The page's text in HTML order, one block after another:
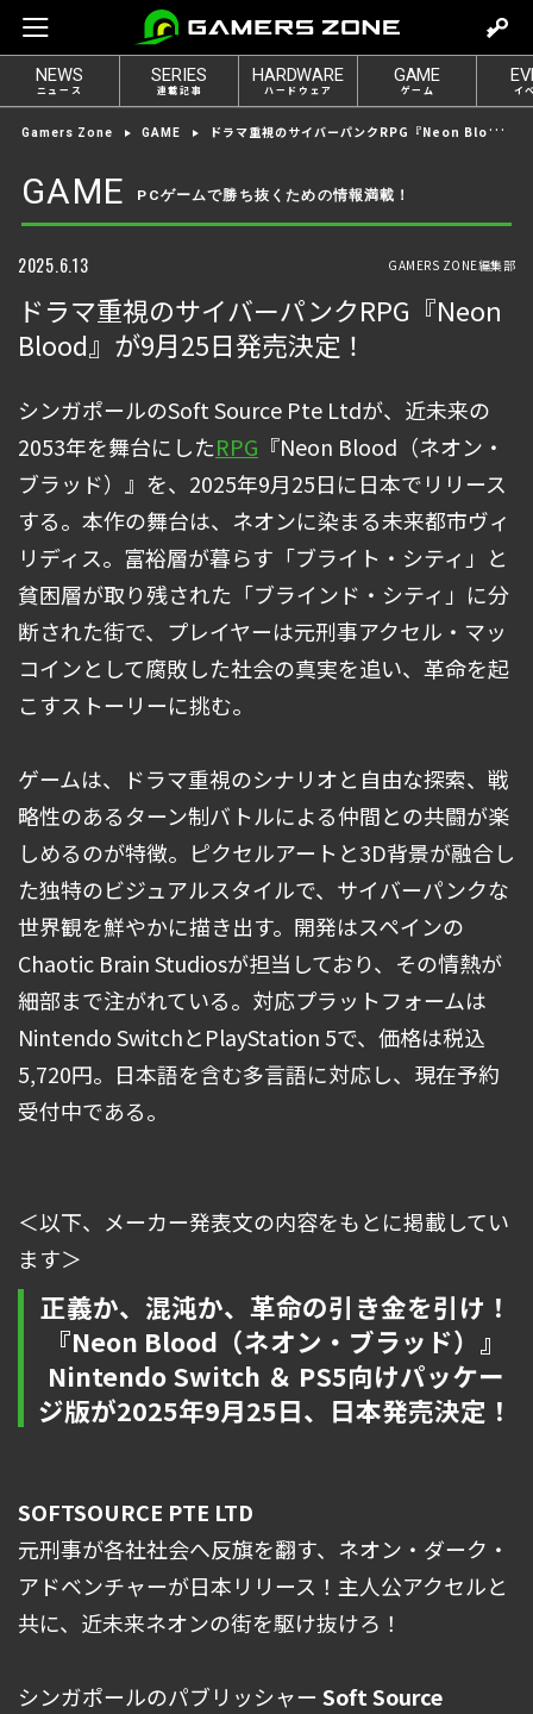
e
t
o
g
n
NEWS
ニュース
SERIES
連載記事
HARDWARE
ハードウェア
GAME
ゲーム イ
Gamers Zone GAME ドラマ重視のサイバーパンクRPG『Neon Blood』が9月25日発売決定！
GAME PCゲームで勝ち抜くための情報満載！
2025.6.13 GAMERS ZONE編集部
ドラマ重視のサイバーパンクRPG『Neon
Blood』が9月25日発売決定！
シンガポールのSoft Source Pte Ltdが、近未来の
2053年を舞台にしたRPG 『Neon Blood（ネオン・
ブラッド）』を、2025年9月25日に日本でリリース
する。本作の舞台は、ネオンに染まる未来都市ヴィ
リディス。富裕層が暮らす「ブライト・シティ」と
貧困層が取り残された「ブラインド・シティ」に分
断された街で、プレイヤーは元刑事アクセル・マッ
コインとして腐敗した社会の真実を追い、革命を起
こすストーリーに挑む。
ゲームは、ドラマ重視のシナリオと自由な探索、戦
略性のあるターン制バトルによる仲間との共闘が楽
しめるのが特徴。ピクセルアートと3D背景が融合し
た独特のビジュアルスタイルで、サイバーパンクな
世界観を鮮やかに描き出す。開発はスペインの
Chaotic Brain Studiosが担当しており、その情熱が
細部まで注がれている。対応プラットフォームは
Nintendo SwitchとPlayStation 5で、価格は税込
5,720円。日本語を含む多言語に対応し、現在予約
受付中である。
＜以下、メーカー発表文の内容をもとに掲載してい
ます＞
正義か、混沌か、革命の引き金を引け！
『Neon Blood（ネオン・ブラッド）』
Nintendo Switch ＆ PS5向けパッケー
ジ版が2025年9月25日、日本発売決定！
SOFTSOURCE PTE LTD
元刑事が各社社会へ反旗を翻す、ネオン・ダーク・
アドベンチャーが日本リリース！主人公アクセルと
共に、近未来ネオンの街を駆け抜けろ！
シンガポールのパブリッシャー Soft Source